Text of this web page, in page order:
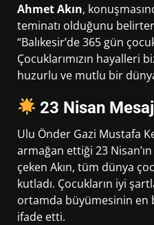
Ahmet Akın,
teminatı olduğunu
“Balıkesir’de 365 gün
Çocuklarımızın hayalleri
huzurlu ve mutlu bir
23 Nisan
Ulu Önder Gazi Mustafa
armağan ettiği 23
çeken Akın, tüm dünya
kutladı. Çocukların iyi
ortamda büyümesinin en
ifade etti.